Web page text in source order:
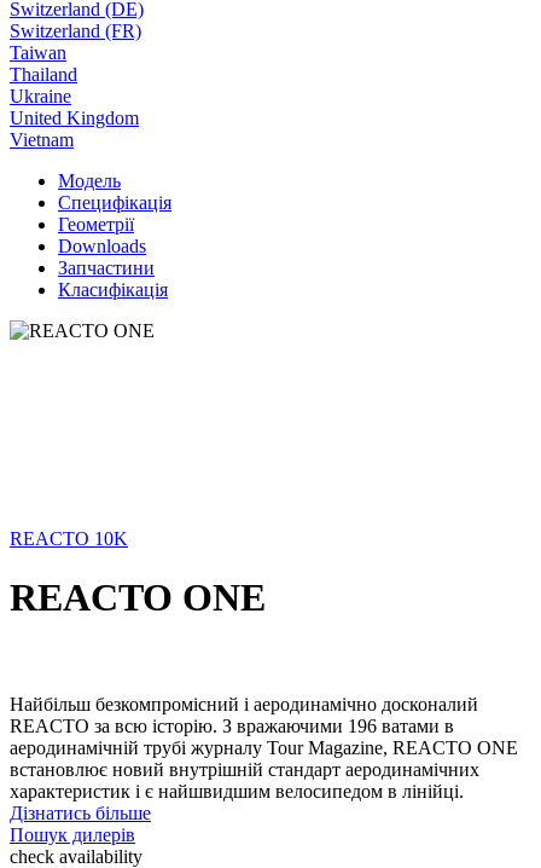
Switzerland (DE)
Switzerland (FR)
Taiwan
Thailand
Ukraine
United Kingdom
Vietnam
Модель
Специфікація
Геометрії
Downloads
Запчастини
Класифікація
REACTO 10K
REACTO ONE
Найбільш безкомпромісний і аеродинамічно досконалий
REACTO за всю історію. З вражаючими 196 ватами в
аеродинамічній трубі журналу Tour Magazine, REACTO ONE
встановлює новий внутрішній стандарт аеродинамічних
характеристик і є найшвидшим велосипедом в лінійці.
Дізнатись більше
Пошук дилерів
check availability